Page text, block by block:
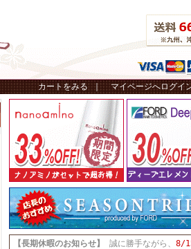
カートをみる｜ マイページへログイ
【長期休暇のお知らせ】 誠に勝手ながら、 8/